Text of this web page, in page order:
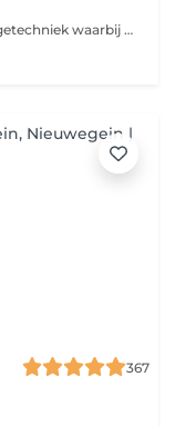
Een lymfedrainage is een speciale massagetechniek waarbij met zachte ronddraaiende bewegingen de afvoer van vocht, en daarmee gifstoffen, wordt gestimuleerd. Het kan ook helpen bij het behandelen en verminderen van vochtophopingen (oedemen).
367